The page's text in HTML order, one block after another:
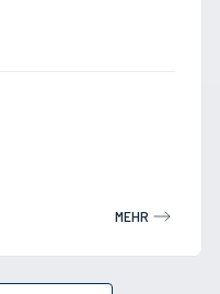
MEHR